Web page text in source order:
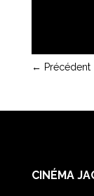
← Précédent
CINÉMA